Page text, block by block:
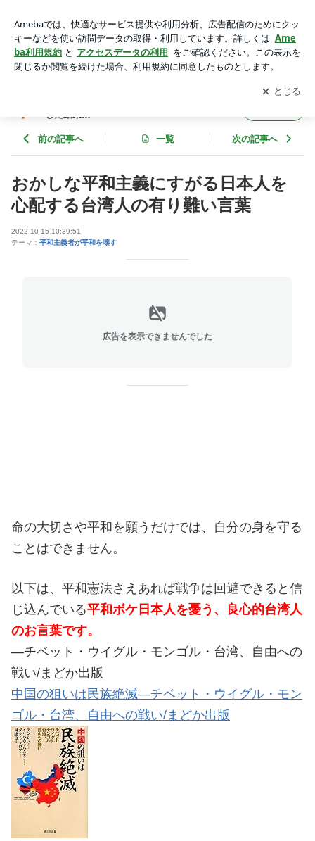
言葉 | ナポレオンヒル 成功哲学をニートだめ男が試した結果…
アプリをダウンロードして ブログの更新通知
を受け取りまし
ょう。
開く
した結果…
前の記事へ 一覧 次の記事へ
おかしな平和主義にすがる日本人を
心配する台湾人の有り難い言葉
2022-10-15 10:39:51
テーマ： 平和主義者が平和を壊す
広告を表示できませんでした
命の大切さや平和を願うだけでは、自分の身を守る
ことはできません。
以下は、平和憲法さえあれば戦争は回避できると信
じ込んでいる平和ボケ日本人を憂う、良心的台湾人
のお言葉です。
―チベット・ウイグル・モンゴル・台湾、自由への
戦い/まどか出版
中国の狙いは民族絶滅―チベット・ウイグル・モン
ゴル・台湾、自由への戦い/まどか出版